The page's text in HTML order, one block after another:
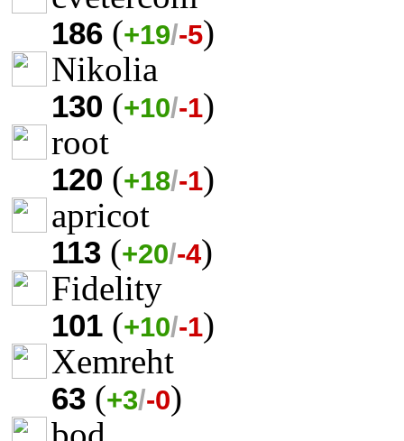
186 (+19/-5)
Nikolia
130 (+10/-1)
root
120 (+18/-1)
apricot
113 (+20/-4)
Fidelity
101 (+10/-1)
Xemreht
63 (+3/-0)